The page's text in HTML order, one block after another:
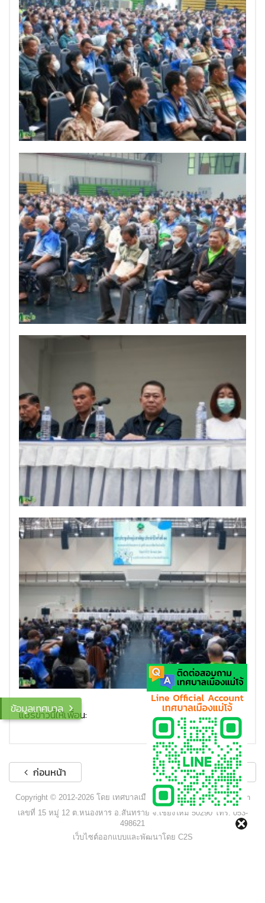
ข้อมูลเทศบาล
แชร์ข่าวนี้ให้เพื่อน:
ก่อนหน้า ถัดไป
Copyright © 2012-2026 โดย เทศบาลเมืองแม่โจ้ - www.maejocity.go.th
เลขที่ 15 หมู่ 12 ต.หนองหาร อ.สันทราย จ.เชียงใหม่ 50290 โทร. 053-
498621
เว็บไซต์ออกแบบและพัฒนาโดย C2S